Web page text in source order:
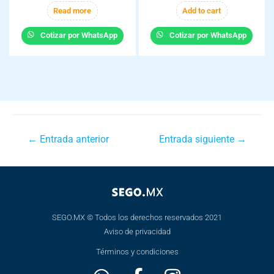
Read more
Cotizar por WhatsApp
Add to cart
Cotizar por WhatsApp
← Entrada anterior Entrada siguiente →
SEGO.MX © Todos los derechos reservados 2021
Aviso de privacidad
Términos y condiciones